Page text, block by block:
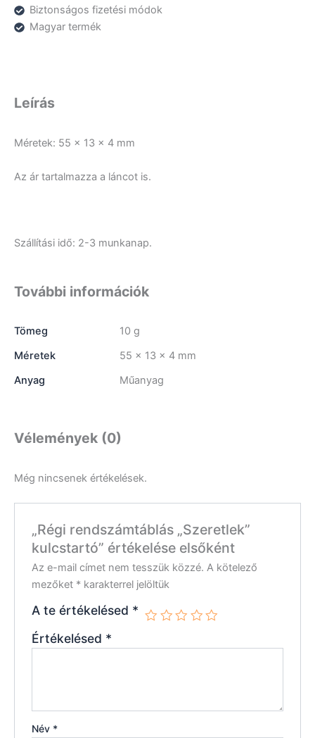
Biztonságos fizetési módok
Magyar termék
Leírás
Méretek: 55 x 13 x 4 mm
Az ár tartalmazza a láncot is.
Szállítási idő: 2-3 munkanap.
További információk
Tömeg
10 g
Méretek
55 × 13 × 4 mm
Anyag
Műanyag
Vélemények (0)
Még nincsenek értékelések.
„Régi rendszámtáblás „Szeretlek”
kulcstartó” értékelése elsőként
Az e-mail címet nem tesszük közzé. A kötelező
mezőket * karakterrel jelöltük
A te értékelésed *
Értékelésed *
Név *